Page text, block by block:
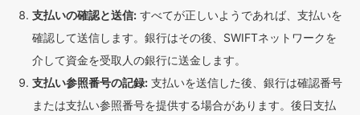
支払いの確認と送信: すべてが正しいようであれば、支払いを
確認して送信します。銀行はその後、SWIFTネットワークを
介して資金を受取人の銀行に送金します。
支払い参照番号の記録: 支払いを送信した後、銀行は確認番号
または支払い参照番号を提供する場合があります。後日支払